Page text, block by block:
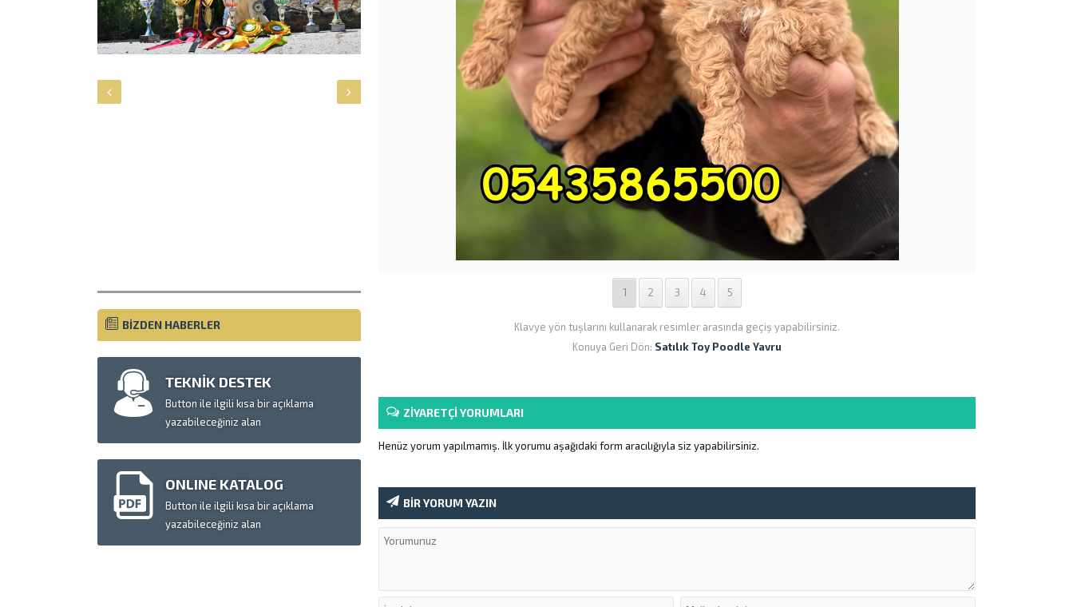
1 2 3 4 5
Klavye yön tuşlarını kullanarak resimler arasında geçiş yapabilirsiniz.
Konuya Geri Dön: Satılık Toy Poodle Yavru
ZİYARETÇİ YORUMLARI
Henüz yorum yapılmamış. İlk yorumu aşağıdaki form aracılığıyla siz yapabilirsiniz.
BİR YORUM YAZIN
BİZDEN HABERLER
TEKNİK DESTEK
Button ile ilgili kısa bir açıklama
yazabileceğiniz alan
ONLINE KATALOG
Button ile ilgili kısa bir açıklama
yazabileceğiniz alan